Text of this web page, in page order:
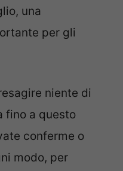
una
per gli
niente di
fino a questo
conferme o
modo, per